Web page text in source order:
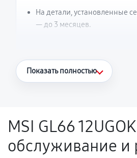
На детали, установленные
— до 3 месяцев.
Что считается
Поломка установленной
нормальной эксплуатации в
гарантийного срока.
Показать полностью
MSI GL66
обслуживание и